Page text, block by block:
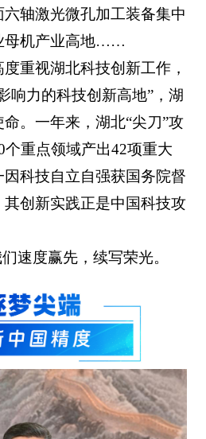
轴激光微孔加工装备集中
母机产业高地……
重视湖北科技创新工作，
响力的科技创新高地”，湖
。一年来，湖北“尖刀”攻
重点领域产出42项重大
科技自立自强获国务院督
创新实践正是中国科技攻
速度赢先，续写荣光。